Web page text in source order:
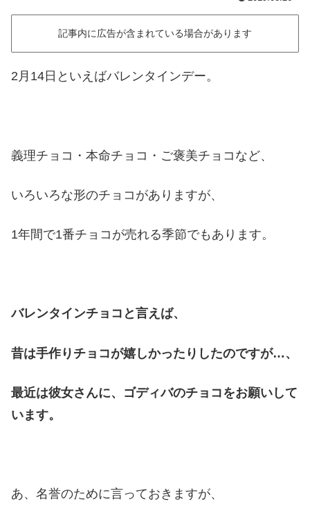
記事内に広告が含まれている場合があります
2月14日といえばバレンタインデー。
義理チョコ・本命チョコ・ご褒美チョコなど、
いろいろな形のチョコがありますが、
1年間で1番チョコが売れる季節でもあります。
バレンタインチョコと言えば、
昔は手作りチョコが嬉しかったりしたのですが…、
最近は彼女さんに、ゴディバのチョコをお願いして
います。
あ、名誉のために言っておきますが、